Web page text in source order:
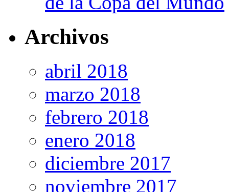
Archivos
abril 2018
marzo 2018
febrero 2018
enero 2018
diciembre 2017
noviembre 2017